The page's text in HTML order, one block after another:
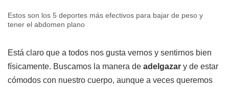
Estos son los 5 deportes más efectivos para bajar de peso y
tener el abdomen plano
Está claro que a todos nos gusta vernos y sentirnos bien
físicamente. Buscamos la manera de adelgazar y de estar
cómodos con nuestro cuerpo, aunque a veces queremos